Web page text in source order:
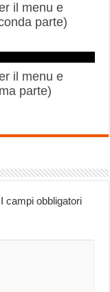
il menu e
parte)
il menu e
parte)
I campi obbligatori